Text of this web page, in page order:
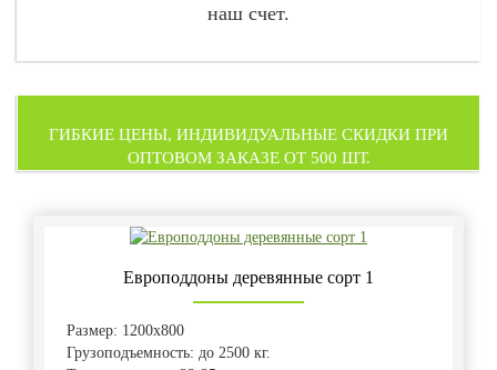
наш счет.
ГИБКИЕ ЦЕНЫ, ИНДИВИДУАЛЬНЫЕ СКИДКИ ПРИ
ОПТОВОМ ЗАКАЗЕ ОТ 500 ШТ.
Европоддоны деревянные сорт 1
Размер: 1200х800
Грузоподъемность: до 2500 кг.